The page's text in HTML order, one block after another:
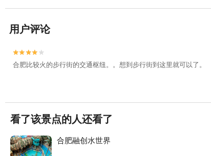
用户评论


合肥比较火的步行街的交通枢纽。。想到步行街到这里就可以了。
看了该景点的人还看了
合肥融创水世界